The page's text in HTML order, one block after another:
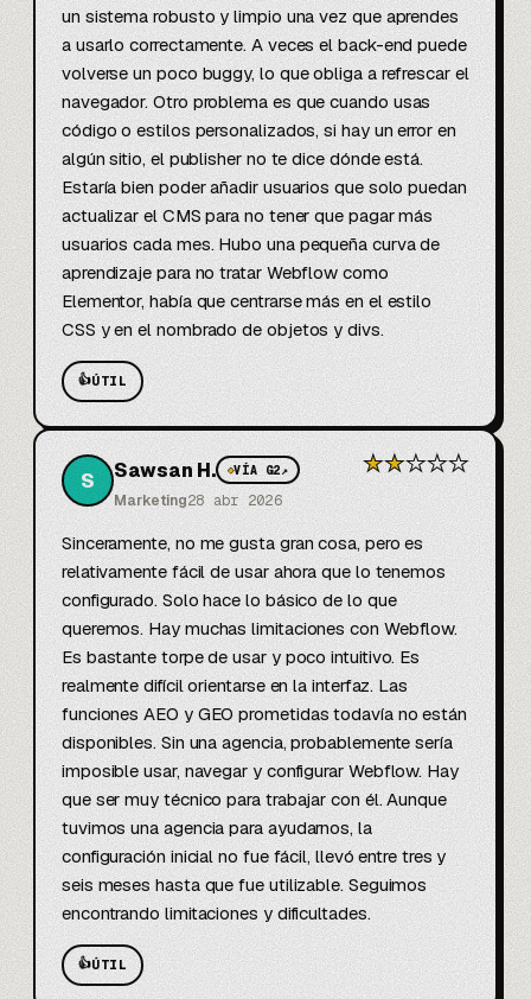
un sistema robusto y limpio una vez que aprendes
a usarlo correctamente. A veces el back-end puede
volverse un poco buggy, lo que obliga a refrescar el
navegador. Otro problema es que cuando usas
código o estilos personalizados, si hay un error en
algún sitio, el publisher no te dice dónde está.
Estaría bien poder añadir usuarios que solo puedan
actualizar el CMS para no tener que pagar más
usuarios cada mes. Hubo una pequeña curva de
aprendizaje para no tratar Webflow como
Elementor, había que centrarse más en el estilo
CSS y en el nombrado de objetos y divs.
👍ÚTIL
S Sawsan H. ◆VÍA G2↗
Marketing28 abr 2026
★★★★★
Sinceramente, no me gusta gran cosa, pero es
relativamente fácil de usar ahora que lo tenemos
configurado. Solo hace lo básico de lo que
queremos. Hay muchas limitaciones con Webflow.
Es bastante torpe de usar y poco intuitivo. Es
realmente difícil orientarse en la interfaz. Las
funciones AEO y GEO prometidas todavía no están
disponibles. Sin una agencia, probablemente sería
imposible usar, navegar y configurar Webflow. Hay
que ser muy técnico para trabajar con él. Aunque
tuvimos una agencia para ayudarnos, la
configuración inicial no fue fácil, llevó entre tres y
seis meses hasta que fue utilizable. Seguimos
encontrando limitaciones y dificultades.
👍ÚTIL